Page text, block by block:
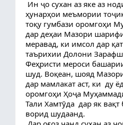
ҳунарҳои меъмории
тоқу гумбази оромгоҳи
дар деҳаи Мазори
меравад, ки имсол дар
таърихии Долони
Феҳристи мероси
шуд. Воқеан, шояд
дар мамлакат аст, ки  ду
оромгоҳи Ҳоҷа
Тали Хамтӯда  дар як
ворид шудаанд.